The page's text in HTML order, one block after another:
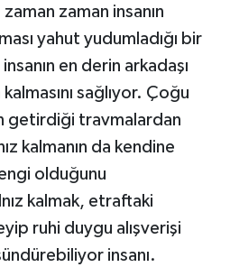
zaman insanın
yahut yudumladığı bir
en derin arkadaşı
sağlıyor. Çoğu
getirdiği travmalardan
kalmanın da kendine
olduğunu
kalmak, etraftaki
ruhi duygu alışverişi
insanı.